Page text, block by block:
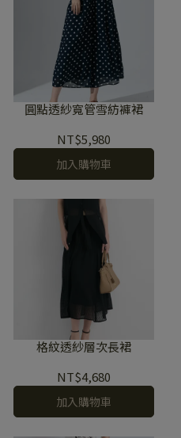
圓點透紗寬管雪紡褲裙
NT$5,980
加入購物車
格紋透紗層次長裙
NT$4,680
加入購物車